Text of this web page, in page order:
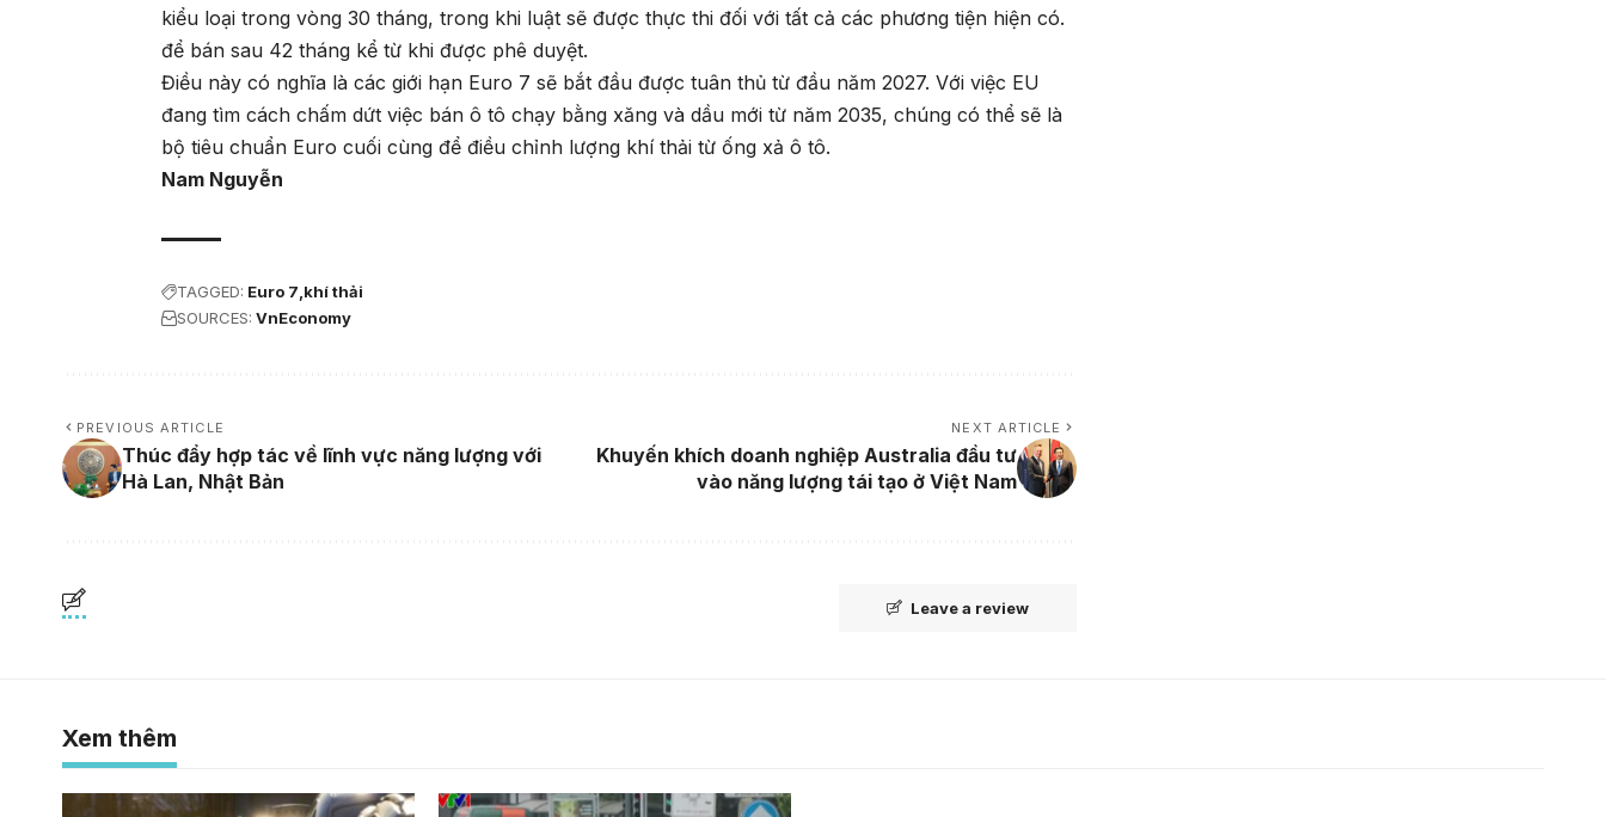
kiểu loại trong vòng 30 tháng, trong khi luật sẽ được thực thi đối với tất cả các phương tiện hiện có.
để bán sau 42 tháng kể từ khi được phê duyệt.
Điều này có nghĩa là các giới hạn Euro 7 sẽ bắt đầu được tuân thủ từ đầu năm 2027. Với việc EU
đang tìm cách chấm dứt việc bán ô tô chạy bằng xăng và dầu mới từ năm 2035, chúng có thể sẽ là
bộ tiêu chuẩn Euro cuối cùng để điều chỉnh lượng khí thải từ ống xả ô tô.
Nam Nguyễn
TAGGED: Euro 7 khí thải
SOURCES: VnEconomy
PREVIOUS ARTICLE
Thúc đẩy hợp tác về lĩnh vực năng lượng với
Hà Lan, Nhật Bản
NEXT ARTICLE
Khuyến khích doanh nghiệp Australia đầu tư
vào năng lượng tái tạo ở Việt Nam
Leave a review
Xem thêm